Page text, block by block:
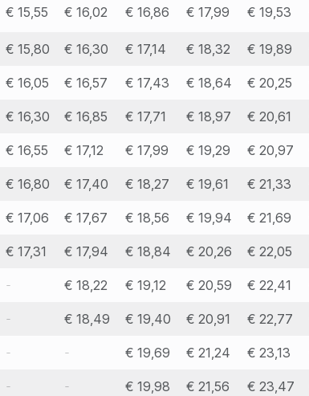
€ 15,55 € 16,02 € 16,86 € 17,99 € 19,53
€ 15,80 € 16,30 € 17,14 € 18,32 € 19,89
€ 16,05 € 16,57 € 17,43 € 18,64 € 20,25
€ 16,30 € 16,85 € 17,71 € 18,97 € 20,61
€ 16,55 € 17,12 € 17,99 € 19,29 € 20,97
€ 16,80 € 17,40 € 18,27 € 19,61 € 21,33
€ 17,06 € 17,67 € 18,56 € 19,94 € 21,69
€ 17,31 € 17,94 € 18,84 € 20,26 € 22,05
- € 18,22 € 19,12 € 20,59 € 22,41
- € 18,49 € 19,40 € 20,91 € 22,77
- - € 19,69 € 21,24 € 23,13
- - € 19,98 € 21,56 € 23,47